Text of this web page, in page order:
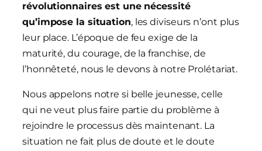
révolutionnaires est une nécessité
qu’impose la situation, les diviseurs n’ont plus
leur place. L’époque de feu exige de la
maturité, du courage, de la franchise, de
l’honnêteté, nous le devons à notre Prolétariat.
Nous appelons notre si belle jeunesse, celle
qui ne veut plus faire partie du problème à
rejoindre le processus dès maintenant. La
situation ne fait plus de doute et le doute